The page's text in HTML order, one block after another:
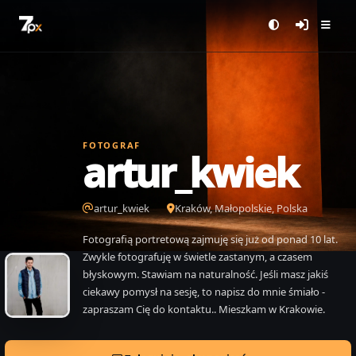
FOTOGRAF
artur_kwiek
artur_kwiek Kraków, Małopolskie, Polska
Fotografią portretową zajmuję się już od ponad 10 lat.
Zwykle fotografuję w świetle zastanym, a czasem
błyskowym. Stawiam na naturalność. Jeśli masz jakiś
ciekawy pomysł na sesję, to napisz do mnie śmiało -
zapraszam Cię do kontaktu.. Mieszkam w Krakowie.